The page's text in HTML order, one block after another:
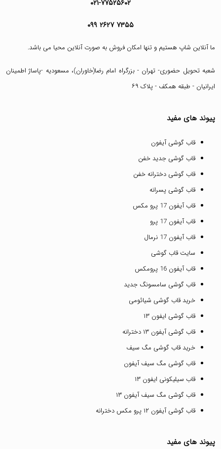
۰۲۱-۷۷۵۲۵۶۰۲
۰۹۹ ۲۶۲۷ ۷۳۵۵
ما آنلاین شاپ هستیم و تنها امکان فروش به صورت آنلاین محیا می باشد.
شعبه تحویل حضوری- تهران - بزرگراه امام رضا(خاوران)، مسعودیه -پاساژ اطمینان
ایرانیان - طبقه همکف - پلاک ۶۹
پیوند های مفید
قاب گوشی آیفون
قاب گوشی جدید خفن
قاب گوشی دخترانه خفن
قاب گوشی پسرانه
قاب آیفون 17 پرو مکس
قاب آیفون 17 پرو
قاب آیفون 17 نرمال
سایت قاب گوشی
قاب آیفون 16 پرومکس
قاب گوشی سامسونگ جدید
خرید قاب گوشی شیائومی
قاب گوشی ایفون ۱۳
قاب گوشی آیفون ۱۳ دخترانه
خرید قاب گوشی مگ سیف
قاب گوشی مگ سیف آیفون
قاب سیلیکونی ایفون ۱۳
قاب گوشی مگ سیف آیفون ۱۳
قاب گوشی آیفون ۱۲ پرو مکس دخترانه
پیوند های مفید